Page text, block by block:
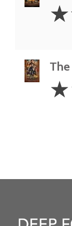
Stars
☆
Star
☆